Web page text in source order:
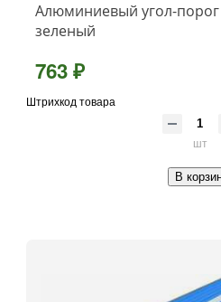
Алюминиевый угол-
зеленый
763 ₽
Штрихкод товара
шт
В